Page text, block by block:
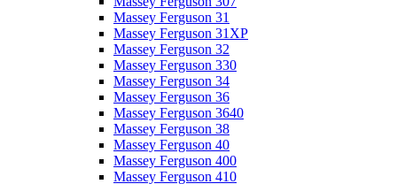
Massey Ferguson 31
Massey Ferguson 31XP
Massey Ferguson 32
Massey Ferguson 330
Massey Ferguson 34
Massey Ferguson 36
Massey Ferguson 3640
Massey Ferguson 38
Massey Ferguson 40
Massey Ferguson 400
Massey Ferguson 410